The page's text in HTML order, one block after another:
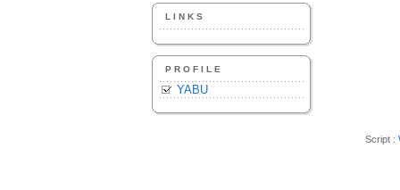
LINKS
PROFILE
YABU
Script :